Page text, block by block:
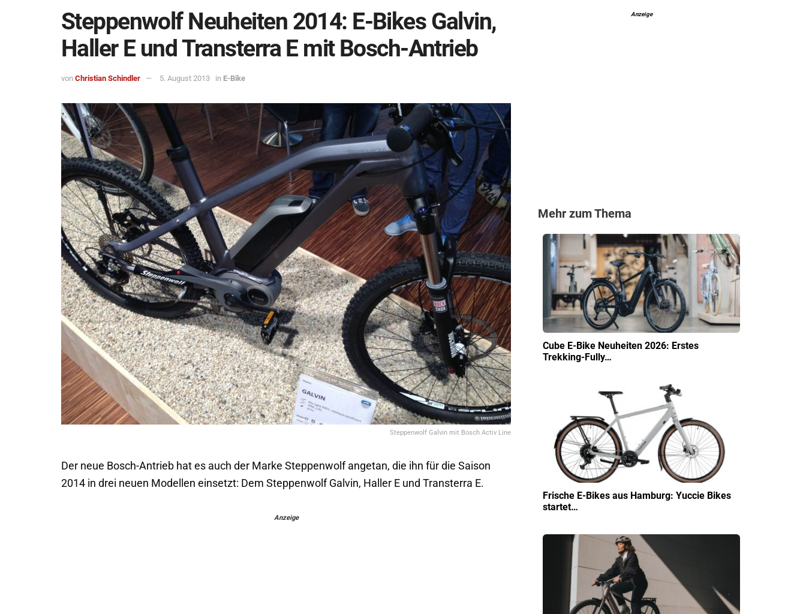
Steppenwolf Neuheiten 2014: E-Bikes Galvin,
Haller E und Transterra E mit Bosch-Antrieb
von Christian Schindler 5. August 2013 in E-Bike
Steppenwolf Galvin mit Bosch Activ Line
Der neue Bosch-Antrieb hat es auch der Marke Steppenwolf angetan, die ihn für die Saison
2014 in drei neuen Modellen einsetzt: Dem Steppenwolf Galvin, Haller E und Transterra E.
Anzeige
Anzeige
Mehr zum Thema
Cube E-Bike Neuheiten 2026: Erstes
Trekking-Fully…
Frische E-Bikes aus Hamburg: Yuccie Bikes
startet…